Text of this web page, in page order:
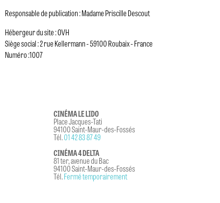
Responsable de publication : Madame Priscille Descout
Hébergeur du site : OVH
Siège social : 2 rue Kellermann - 59100 Roubaix - France
Numéro :1007
CINÉMA LE LIDO
Place Jacques-Tati
94100 Saint-Maur-des-Fossés
Tél.01 42 83 87 49
CINÉMA 4 DELTA
81 ter, avenue du Bac
94100 Saint-Maur-des-Fossés
Tél.Fermé temporairement